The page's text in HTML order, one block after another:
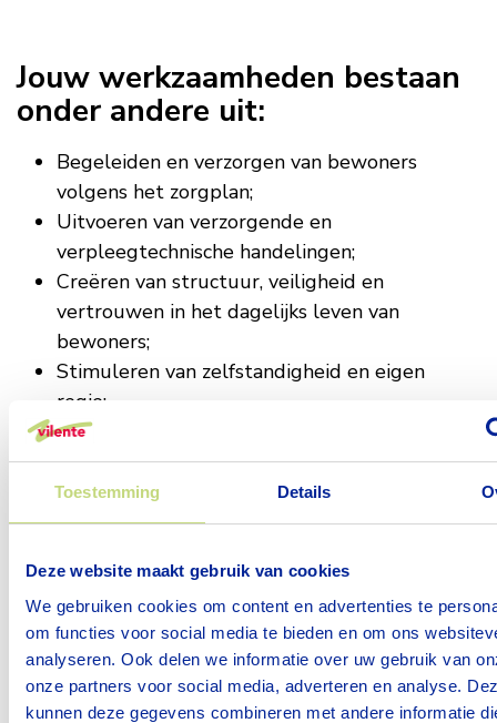
Toestemming Details
Deze website maakt gebruik van cookies
We gebruiken cookies om content en advertenties te
om functies voor social media te bieden en om ons
analyseren. Ook delen we informatie over uw gebruik van
onze partners voor social media, adverteren en analyse.
kunnen deze gegevens combineren met andere informatie
Jouw werkzaamheden bestaan
onder andere uit:
Begeleiden en verzorgen van bewoners
volgens het zorgplan;
Uitvoeren van verzorgende en
verpleegtechnische handelingen;
Creëren van structuur, veiligheid en
vertrouwen in het dagelijks leven van
bewoners;
Stimuleren van zelfstandigheid en eigen
regie;
Ondersteunen van bewoners op psychosociaal
gebied;
Activeren en begeleiden bij maatschappelijke
participatie en dagelijkse activiteiten;
betrokken disciplines.
Dankzij jouw inzet voelen bewoners zichzelf
gezien, gehoord en thuis. Persoonlijke
ontwikkeling en psychosociale begeleiding. Je
helpt bewoners niet alleen met wat zij nodig